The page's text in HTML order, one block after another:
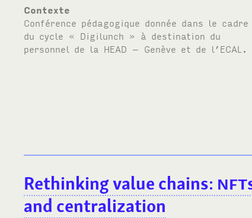
Contexte
Conférence pédagogique donnée dans le cadre
du cycle « Digilunch » à destination du
personnel de la HEAD – Genève et de l’ ECAL .
Rethinking value chains: NFT
and centralization